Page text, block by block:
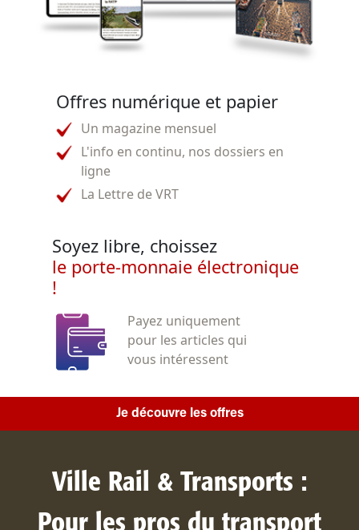
Offres numérique et papier
Un magazine mensuel
L'info en continu, nos dossiers en
ligne
La Lettre de VRT
Soyez libre, choissez
le porte-monnaie électronique
!
Payez uniquement
pour les articles qui
vous intéressent
Je découvre les offres
Ville Rail & Transports :
Pour les pros du transport